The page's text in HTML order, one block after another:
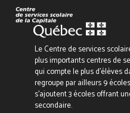
Le Centre de services
plus importants centres de
qui compte le plus d’élèves
regroupe par ailleurs 9
s’ajoutent 3 écoles offrant
secondaire.